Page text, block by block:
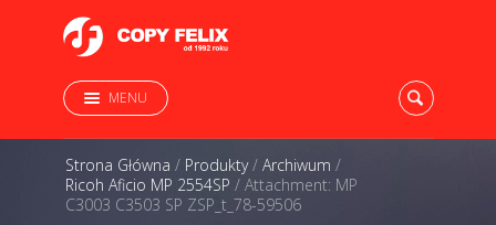
MENU
Strona Główna / Produkty/ Archiwum /
Ricoh Aficio MP 2554SP / Attachment: MP
C3003 C3503 SP ZSP_t_78-59506